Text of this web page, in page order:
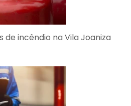
de incêndio na Vila Joaniza